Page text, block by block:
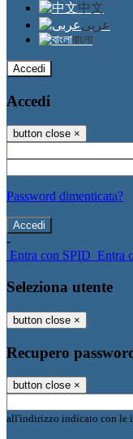
中文
عربى
বাংলা
Accedi
Accedi
button close ×
Password dimenticata?
-
Entra con SPID Entra
Seleziona utente
button close ×
Recupero
button close ×
all'indirizzo indicato con le